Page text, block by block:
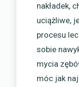
nakładek,
uciążliwe,
procesu
sobie
mycia
móc jak